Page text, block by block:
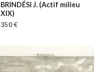
BRINDÉSI J. (Actif milieu
XIX)
350 €